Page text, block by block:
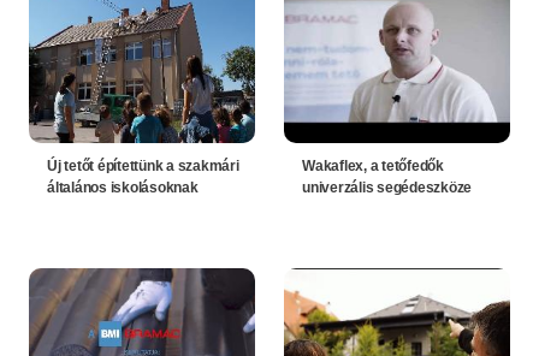
Új tetőt építettünk a szakmári
általános iskolásoknak
Wakaflex, a tetőfedők
univerzális segédeszköze